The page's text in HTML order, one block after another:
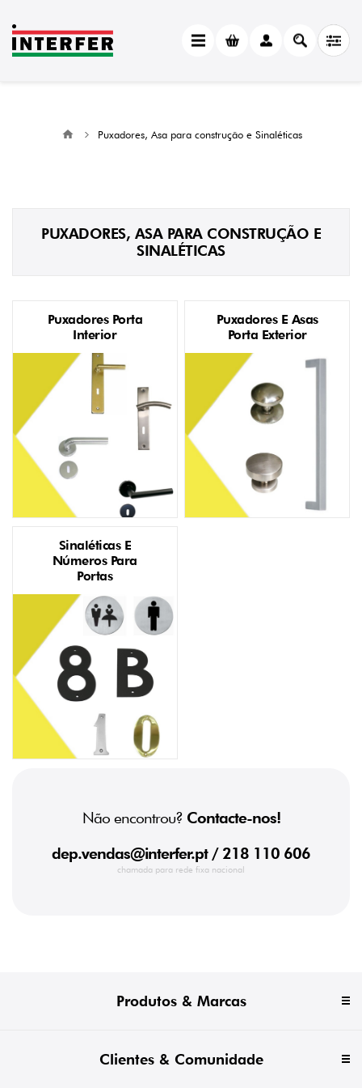
Puxadores, Asa para construção e Sinaléticas
PUXADORES, ASA PARA CONSTRUÇÃO E
SINALÉTICAS
Puxadores Porta
Interior
Puxadores E Asas
Porta Exterior
Sinaléticas E
Números Para
Portas
Não encontrou? Contacte-nos!
dep.vendas@interfer.pt/ 218 110 606
chamada para rede fixa nacional
Produtos & Marcas
Clientes & Comunidade